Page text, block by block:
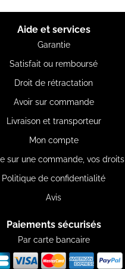
Aide et services
Garantie
Satisfait ou remboursé
Droit de rétractation
Avoir sur commande
Livraison et transporteur
Mon compte
sur une commande, vos droits
Politique de confidentialité
Avis
Paiements sécurisés
Par carte bancaire